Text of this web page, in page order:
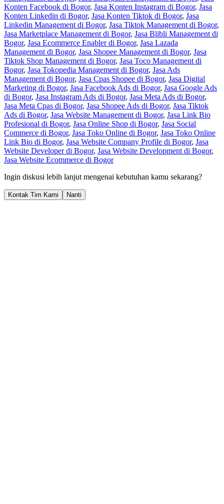
Konten Facebook di Bogor, Jasa Konten Instagram di Bogor, Jasa
Konten Linkedin di Bogor, Jasa Konten Tiktok di Bogor, Jasa
Linkedin Management di Bogor, Jasa Tiktok Management di Bogor,
Jasa Marketplace Management di Bogor, Jasa Blibli Management di
Bogor, Jasa Ecommerce Enabler di Bogor, Jasa Lazada
Management di Bogor, Jasa Shopee Management di Bogor, Jasa
Tiktok Shop Management di Bogor, Jasa Toco Management di
Bogor, Jasa Tokopedia Management di Bogor, Jasa Ads
Management di Bogor, Jasa Cpas Shopee di Bogor, Jasa Digital
Marketing di Bogor, Jasa Facebook Ads di Bogor, Jasa Google Ads
di Bogor, Jasa Instagram Ads di Bogor, Jasa Meta Ads di Bogor,
Jasa Meta Cpas di Bogor, Jasa Shopee Ads di Bogor, Jasa Tiktok
Ads di Bogor, Jasa Website Management di Bogor, Jasa Link Bio
Profesional di Bogor, Jasa Online Shop di Bogor, Jasa Social
Commerce di Bogor, Jasa Toko Online di Bogor, Jasa Toko Online
Link Bio di Bogor, Jasa Website Company Profile di Bogor, Jasa
Website Developer di Bogor, Jasa Website Development di Bogor,
Jasa Website Ecommerce di Bogor
Ingin diskusi lebih lanjut mengenai kebutuhan kamu sekarang?
Kontak Tim Kami Nanti